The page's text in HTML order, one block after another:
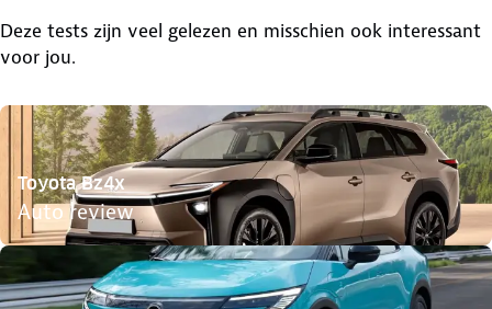
Deze tests zijn veel gelezen en misschien ook interessant
voor jou.
Toyota Bz4x
Auto review